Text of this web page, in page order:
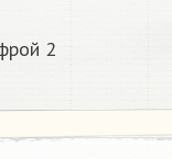
2